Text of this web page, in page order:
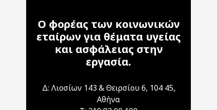
Ο φορέας των κοινωνικών
εταίρων για θέματα υγείας
και ασφάλειας στην
εργασία.
Δ: Λιοσίων 143 & Θειρσίου 6, 104 45,
Αθήνα